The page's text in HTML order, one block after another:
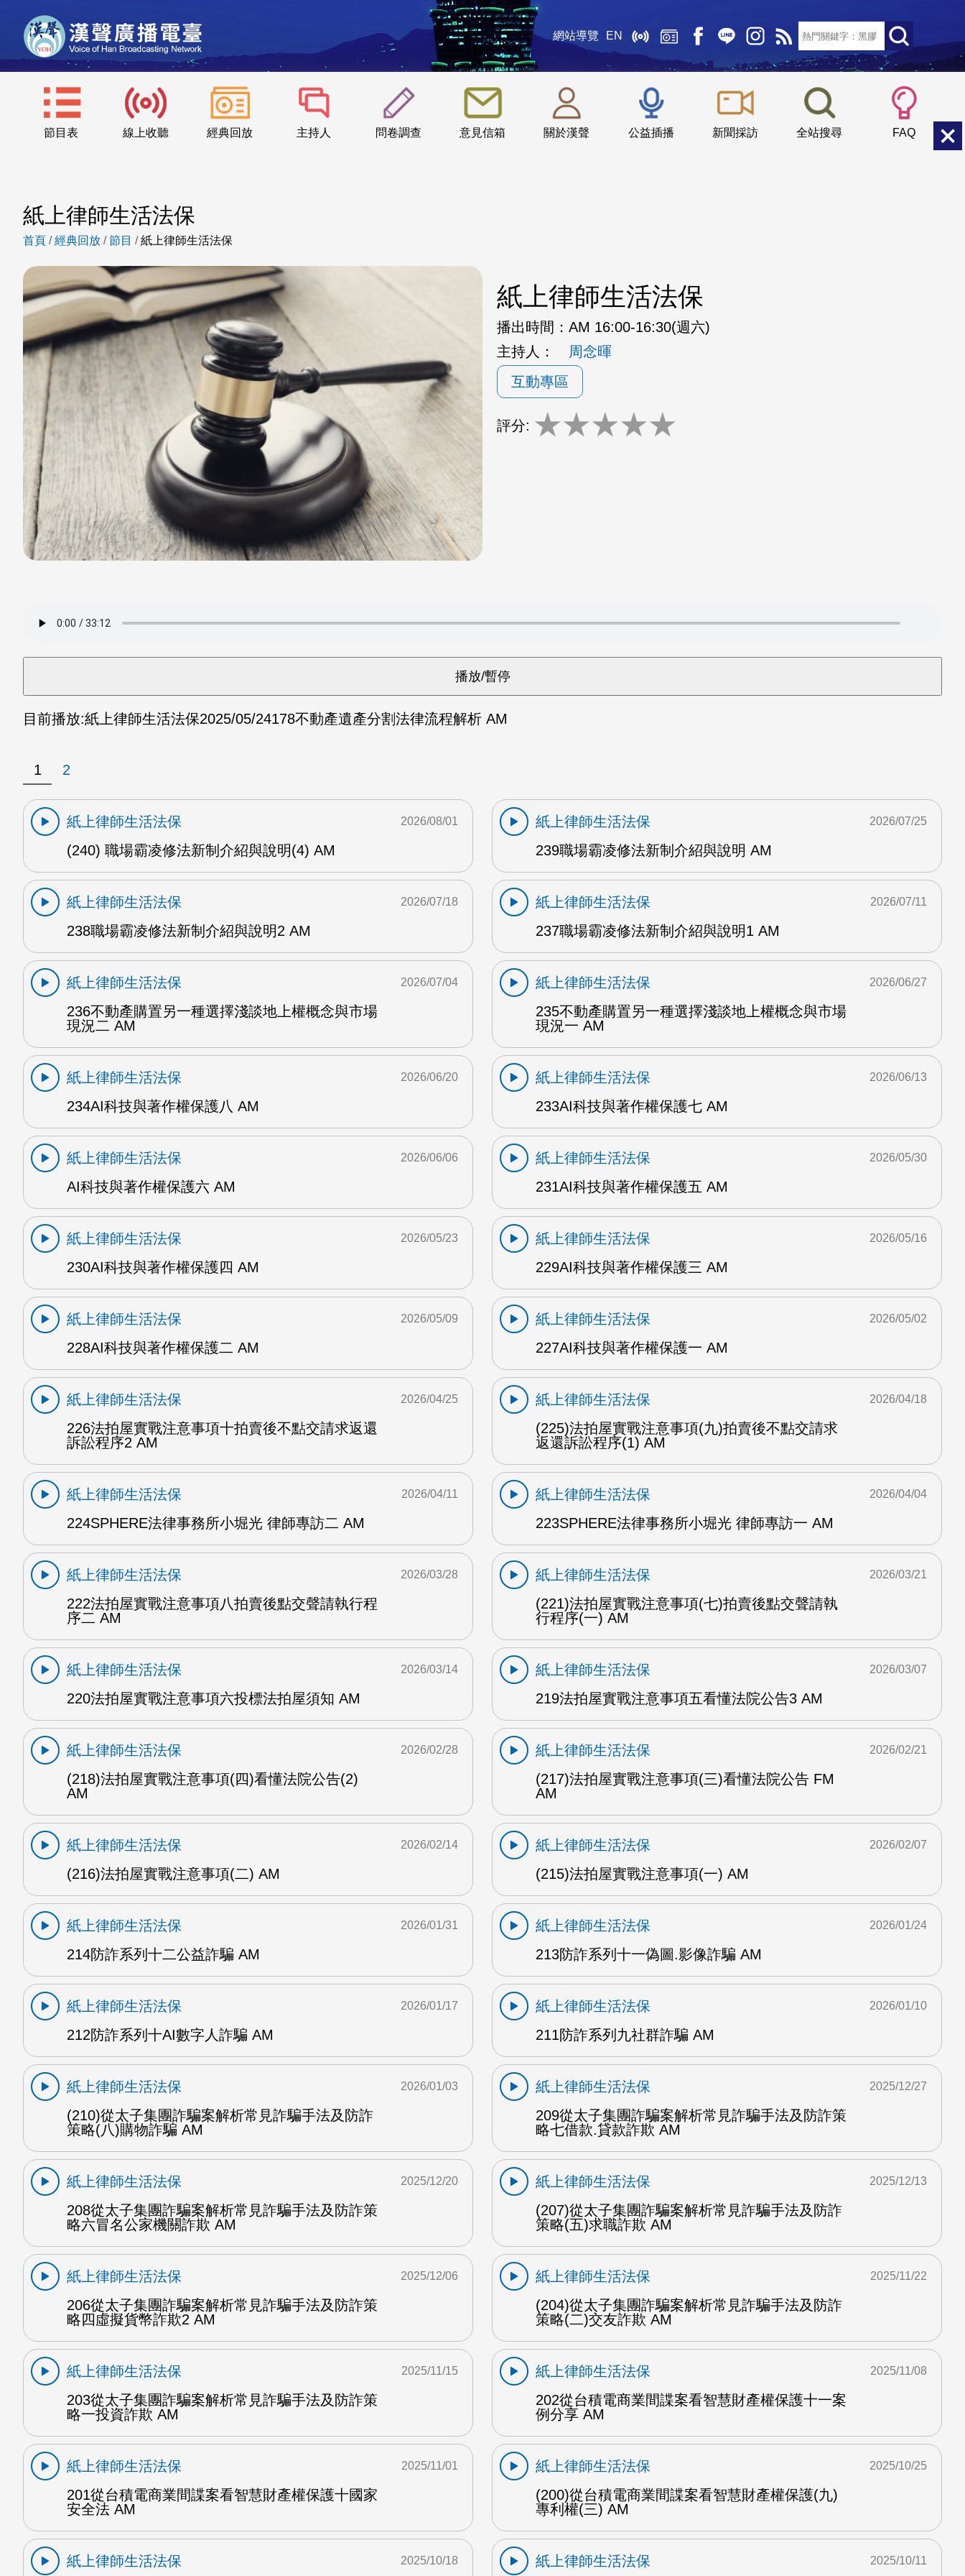
網站導覽 EN
節目表 線上收聽 經典回放 主持人 問卷調查 意見信箱 關於漢聲 公益插播 新聞採訪 全站搜尋 FAQ
::: 小 中
紙上律師生活法保
首頁 /經典回放 /節目 /紙上律師生活法保
紙上律師生活法保
播出時間： AM 16:00-16:30(週六)
主持人：
周念暉
互動專區
評分: ★★★★★
目前播放:紙上律師生活法保2025/05/24178不動產遺產分割法律流程解析 AM
1 2
紙上律師生活法保
(240) 職場霸凌修法新制介紹與說明(4) AM
2026/08/01
紙上律師生活法保
239職場霸凌修法新制介紹與說明 AM
2026/07/25
紙上律師生活法保
238職場霸凌修法新制介紹與說明2 AM
2026/07/18
紙上律師生活法保
237職場霸凌修法新制介紹與說明1 AM
2026/07/11
紙上律師生活法保
236不動產購置另一種選擇淺談地上權概念與市場
現況二 AM
2026/07/04
紙上律師生活法保
235不動產購置另一種選擇淺談地上權概念與市場
現況一 AM
2026/06/27
紙上律師生活法保
234AI科技與著作權保護八 AM
2026/06/20
紙上律師生活法保
233AI科技與著作權保護七 AM
2026/06/13
紙上律師生活法保
AI科技與著作權保護六 AM
2026/06/06
紙上律師生活法保
231AI科技與著作權保護五 AM
2026/05/30
紙上律師生活法保
230AI科技與著作權保護四 AM
2026/05/23
紙上律師生活法保
229AI科技與著作權保護三 AM
2026/05/16
紙上律師生活法保
228AI科技與著作權保護二 AM
2026/05/09
紙上律師生活法保
227AI科技與著作權保護一 AM
2026/05/02
紙上律師生活法保
226法拍屋實戰注意事項十拍賣後不點交請求返還
訴訟程序2 AM
2026/04/25
紙上律師生活法保
(225)法拍屋實戰注意事項(九)拍賣後不點交請求
返還訴訟程序(1) AM
2026/04/18
紙上律師生活法保
224SPHERE法律事務所小堀光 律師專訪二 AM
2026/04/11
紙上律師生活法保
223SPHERE法律事務所小堀光 律師專訪一 AM
2026/04/04
紙上律師生活法保
222法拍屋實戰注意事項八拍賣後點交聲請執行程
序二 AM
2026/03/28
紙上律師生活法保
(221)法拍屋實戰注意事項(七)拍賣後點交聲請執
行程序(一) AM
2026/03/21
紙上律師生活法保
220法拍屋實戰注意事項六投標法拍屋須知 AM
2026/03/14
紙上律師生活法保
219法拍屋實戰注意事項五看懂法院公告3 AM
2026/03/07
紙上律師生活法保
(218)法拍屋實戰注意事項(四)看懂法院公告(2)
AM
2026/02/28
紙上律師生活法保
(217)法拍屋實戰注意事項(三)看懂法院公告 FM
AM
2026/02/21
紙上律師生活法保
(216)法拍屋實戰注意事項(二) AM
2026/02/14
紙上律師生活法保
(215)法拍屋實戰注意事項(一) AM
2026/02/07
紙上律師生活法保
214防詐系列十二公益詐騙 AM
2026/01/31
紙上律師生活法保
213防詐系列十一偽圖.影像詐騙 AM
2026/01/24
紙上律師生活法保
212防詐系列十AI數字人詐騙 AM
2026/01/17
紙上律師生活法保
211防詐系列九社群詐騙 AM
2026/01/10
紙上律師生活法保
(210)從太子集團詐騙案解析常見詐騙手法及防詐
策略(八)購物詐騙 AM
2026/01/03
紙上律師生活法保
209從太子集團詐騙案解析常見詐騙手法及防詐策
略七借款.貸款詐欺 AM
2025/12/27
紙上律師生活法保
208從太子集團詐騙案解析常見詐騙手法及防詐策
略六冒名公家機關詐欺 AM
2025/12/20
紙上律師生活法保
(207)從太子集團詐騙案解析常見詐騙手法及防詐
策略(五)求職詐欺 AM
2025/12/13
紙上律師生活法保
206從太子集團詐騙案解析常見詐騙手法及防詐策
略四虛擬貨幣詐欺2 AM
2025/12/06
紙上律師生活法保
(204)從太子集團詐騙案解析常見詐騙手法及防詐
策略(二)交友詐欺 AM
2025/11/22
紙上律師生活法保
203從太子集團詐騙案解析常見詐騙手法及防詐策
略一投資詐欺 AM
2025/11/15
紙上律師生活法保
202從台積電商業間諜案看智慧財產權保護十一案
例分享 AM
2025/11/08
紙上律師生活法保
201從台積電商業間諜案看智慧財產權保護十國家
安全法 AM
2025/11/01
紙上律師生活法保
(200)從台積電商業間諜案看智慧財產權保護(九)
專利權(三) AM
2025/10/25
紙上律師生活法保 2025/10/18 紙上律師生活法保 2025/10/11